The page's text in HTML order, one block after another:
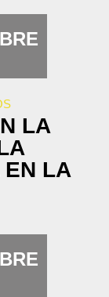
LA
EN LA